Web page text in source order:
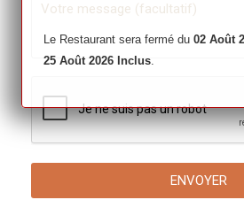
ENVOYER
Le Restaurant sera fermé du 02 Août
25 Août 2026 Inclus.